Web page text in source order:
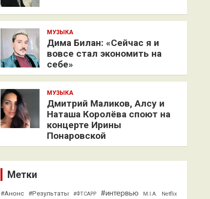
МУЗЫКА
Дима Билан: «Сейчас я и
вовсе стал экономить на
себе»
МУЗЫКА
Дмитрий Маликов, Алсу и
Наташа Королёва споют на
концерте Ирины
Понаровской
Метки
#Анонс #Результаты #ФТСАРР #интервью M.I.A. Netflix